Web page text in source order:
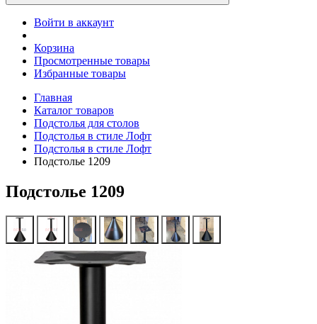
Войти в аккаунт
Корзина
Просмотренные товары
Избранные товары
Главная
Каталог товаров
Подстолья для столов
Подстолья в стиле Лофт
Подстолья в стиле Лофт
Подстолье 1209
Подстолье 1209